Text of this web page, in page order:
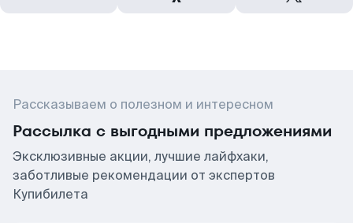
Рассказываем о полезном и интересном
Рассылка с выгодными предложениями
Эксклюзивные акции, лучшие лайфхаки,
заботливые рекомендации от экспертов
Купибилета